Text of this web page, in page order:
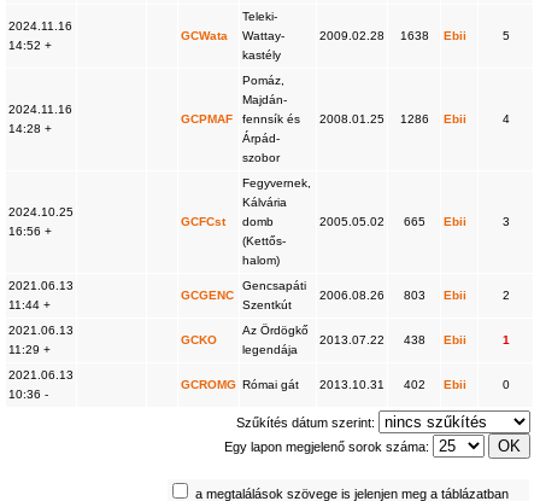
2024.11.16
14:52 +
GCWata
Teleki-
Wattay-
kastély
2009.02.28 1638 Ebii 5
2024.11.16
14:28 +
GCPMAF
Pomáz,
Majdán-
fennsík és
Árpád-
szobor
2008.01.25 1286 Ebii 4
2024.10.25
16:56 +
GCFCst
Fegyvernek,
Kálvária
domb
(Kettős-
halom)
2005.05.02 665 Ebii 3
2021.06.13
11:44 +
GCGENC
Gencsapáti
Szentkút
2006.08.26 803 Ebii 2
2021.06.13
11:29 +
GCKO
Az Ördögkő
legendája
2013.07.22 438 Ebii 1
2021.06.13
10:36 -
GCROMG Római gát 2013.10.31 402 Ebii 0
Szűkítés dátum szerint:
Egy lapon megjelenő sorok száma:
a megtalálások szövege is jelenjen meg a táblázatban